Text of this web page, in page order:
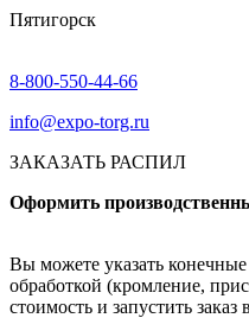
Пятигорск
8-800-550-44-66
info@expo-torg.ru
ЗАКАЗАТЬ РАСПИЛ
Оформить
Вы можете указать
обработкой (кромление,
стоимость и запустить заказ